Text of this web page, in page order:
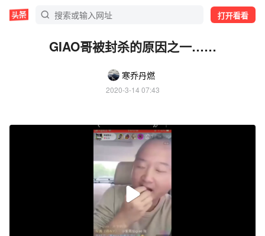
打开看看
GIAO哥被封杀的原因之一……
寒乔丹燃
2020-3-14 07:43